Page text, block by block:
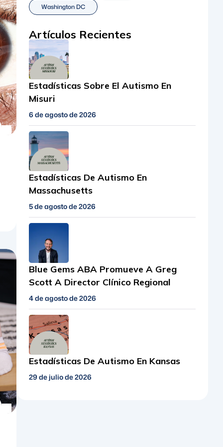
Washington DC
Artículos Recientes
6 de agosto de 2026
Estadísticas Sobre El Autismo En
Misuri
5 de agosto de 2026
Estadísticas De Autismo En
Massachusetts
4 de agosto de 2026
Blue Gems ABA Promueve A Greg
Scott A Director Clínico Regional
29 de julio de 2026
Estadísticas De Autismo En Kansas